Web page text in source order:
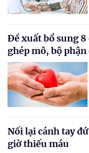
Đề xuất bổ sung
ghép mô, bộ
Nối lại cánh tay
giờ thiếu máu